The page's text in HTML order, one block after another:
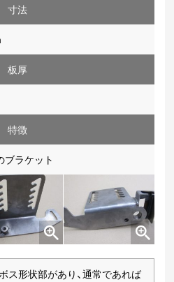
寸法
板厚
特徴
ブラケット
ス形状部があり、通常であれば